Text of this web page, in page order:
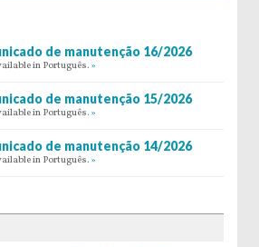
de manutenção 16/2026
in Português. »
de manutenção 15/2026
in Português. »
de manutenção 14/2026
in Português. »